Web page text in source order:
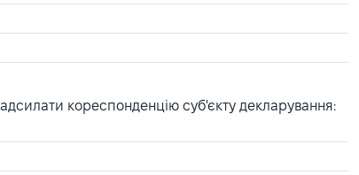
кореспонденцію суб'єкту декларування: